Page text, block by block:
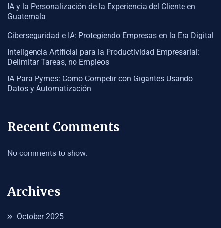
IA y la Personalización de la Experiencia del Cliente en
Guatemala
Ciberseguridad e IA: Protegiendo Empresas en la Era Digital
Inteligencia Artificial para la Productividad Empresarial:
Delimitar Tareas, no Empleos
IA Para Pymes: Cómo Competir con Gigantes Usando
Datos y Automatización
Recent Comments
No comments to show.
Archives
October 2025